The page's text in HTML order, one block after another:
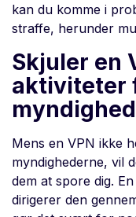
kan du komme i
straffe, herunder
Skjuler en
aktiviteter
Mens en VPN ikke
myndighederne, vil
dem at spore dig.
dirigerer den